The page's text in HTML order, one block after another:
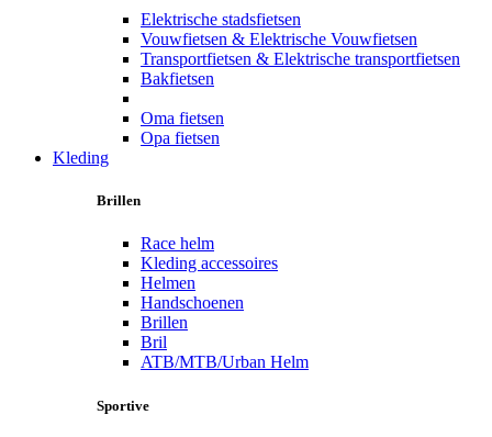
Elektrische stadsfietsen
Vouwfietsen & Elektrische Vouwfietsen
Transportfietsen & Elektrische transportfietsen
Bakfietsen
Oma fietsen
Opa fietsen
Kleding
Brillen
Race helm
Kleding accessoires
Helmen
Handschoenen
Brillen
Bril
ATB/MTB/Urban Helm
Sportive